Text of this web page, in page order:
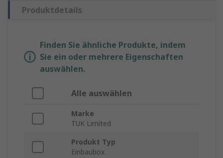
Produktdetails
Finden Sie ähnliche Produkte, indem
Sie ein oder mehrere Eigenschaften
auswählen.
Alle auswählen
Marke
TUK Limited
Produkt Typ
Einbaubox